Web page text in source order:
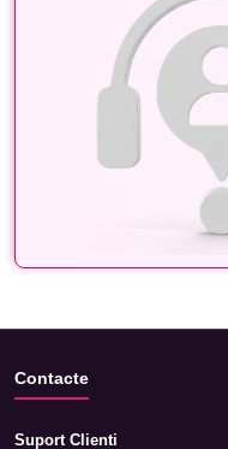
Contacte
Suport Clienti